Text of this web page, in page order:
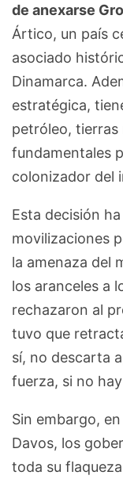
de anexarse
Ártico, un país
asociado
Dinamarca.
estratégica,
petróleo,
fundamentales
colonizador del
Esta decisión
movilizaciones
la amenaza del
los aranceles a
rechazaron al
tuvo que
sí, no descarta
fuerza, si no
Sin embargo,
Davos, los
toda su